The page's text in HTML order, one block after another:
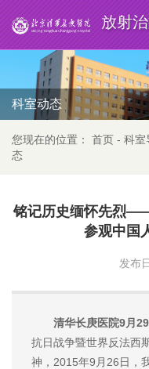
放射
科室动态
您现在的位置： 首页 - 科室
态
铭记历史缅怀先烈
参观中国
发布
清华长庚医院9月
抗日战争暨世界反法西
神，2015年9月26日，